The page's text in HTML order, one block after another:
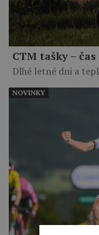
CTM tašky –
Dlhé letné dni a
NOVINKY